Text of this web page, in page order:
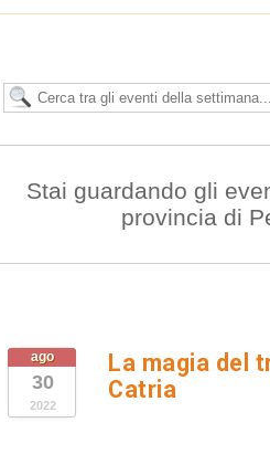
Stai guardando gli
provincia di
ago
30
2022
La magia del
Catria